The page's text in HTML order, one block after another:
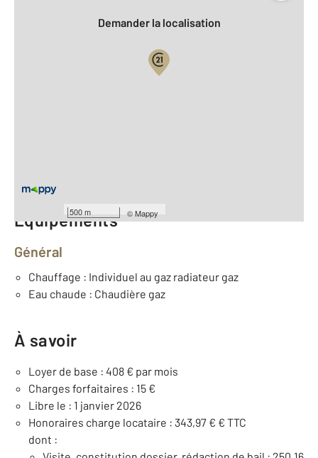
500 m ©Mappy
Demander la localisation
Équipements
Général
Chauffage : Individuel au gaz radiateur gaz
Eau chaude : Chaudière gaz
À savoir
Loyer de base : 408 € par mois
Charges forfaitaires : 15 €
Libre le : 1 janvier 2026
Honoraires charge locataire : 343,97 € € TTC
dont :